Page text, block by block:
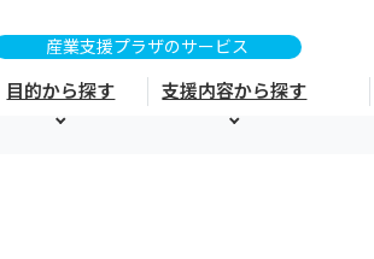
目的から探す 支援内容から探す